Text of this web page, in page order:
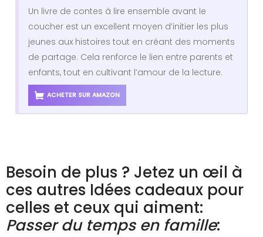
Un livre de contes à lire ensemble avant le
coucher est un excellent moyen d’initier les plus
jeunes aux histoires tout en créant des moments
de partage. Cela renforce le lien entre parents et
enfants, tout en cultivant l’amour de la lecture.
ACHETER SUR AMAZON
Besoin de plus ? Jetez un œil à
ces autres Idées cadeaux pour
celles et ceux qui aiment:
Passer du temps en famille: